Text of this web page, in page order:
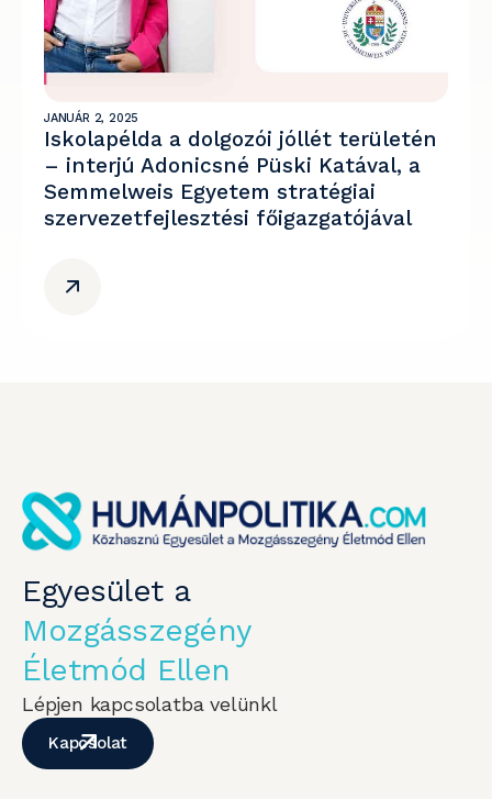
JANUÁR 2, 2025
Iskolapélda a dolgozói jóllét területén
– interjú Adonicsné Püski Katával, a
Semmelweis Egyetem stratégiai
szervezetfejlesztési főigazgatójával
Egyesület a
Mozgásszegény
Életmód Ellen
Lépjen kapcsolatba velünkl
Kapcsolat